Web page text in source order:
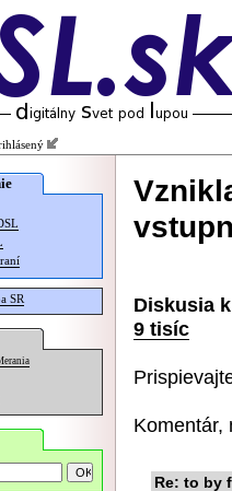
SR Diskusia
9 tisíc
Komentár,
Re: to by